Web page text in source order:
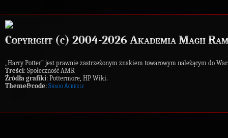
Copyright (c) 2004-2026 Akademia Magii
„Harry Potter” jest prawnie zastrzeżonym znakiem towarowym należącym do
Treści: Społeczność AMR
Źródła grafiki: Pottermore, HP Wiki.
Theme&code: Shado Ackerly